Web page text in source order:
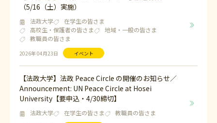
2026年 04月23日 イベント
（5/16（土）実施）
法政大学
在学生の皆さま
高校生・保護者の皆さま
地域・一般の皆さま
教職員の皆さま
【法政大学】法政 Peace Circle の開催のお知らせ／
Announcement: UN Peace Circle at Hosei
University【要申込・4/30締切】
法政大学 在学生の皆さま 教職員の皆さま